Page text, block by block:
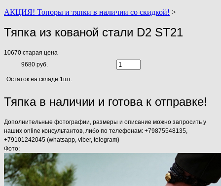
АКЦИЯ! Топоры и тяпки в наличии со скидкой! >
Тяпка из кованой стали D2 ST21
10670 старая цена
9680 руб.
Остаток на складе 1шт.
Тяпка в наличии и готова к отправке!
Дополнительные фотографии, размеры и описание можно запросить у
наших online консультантов, либо по телефонам: +79875548135,
+79101242045 (whatsapp, viber, telegram)
Фото: